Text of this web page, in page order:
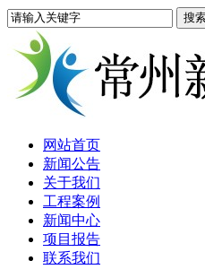
网站首页
新闻公告
关于我们
工程案例
新闻中心
项目报告
联系我们